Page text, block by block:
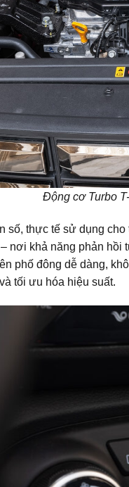
Động cơ Turbo
số, thực tế sử dụng
nơi khả năng phản
phố đông dễ dàng,
tối ưu hóa hiệu suất.